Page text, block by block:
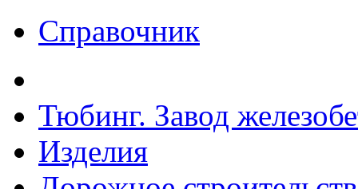
Справочник
Тюбинг. Завод
Изделия